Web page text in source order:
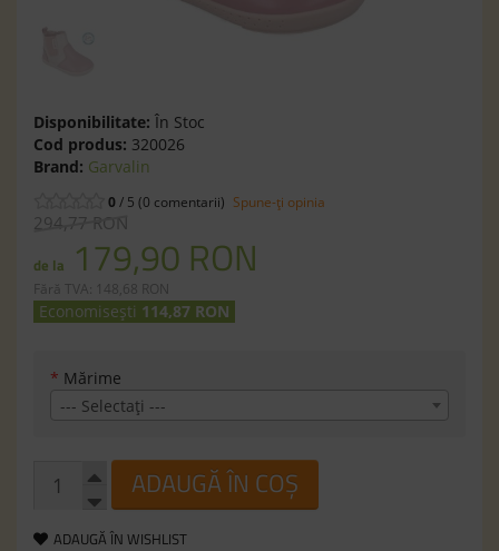
Disponibilitate: În Stoc
Cod produs: 320026
Brand: Garvalin
0/ 5 (0 comentarii) Spune-ţi opinia
294,77 RON
de la 179,90 RON
Fără TVA: 148,68 RON
Economisești 114,87 RON
* Mărime
--- Selectaţi ---
ADAUGĂ ÎN COȘ
ADAUGĂ ÎN WISHLIST